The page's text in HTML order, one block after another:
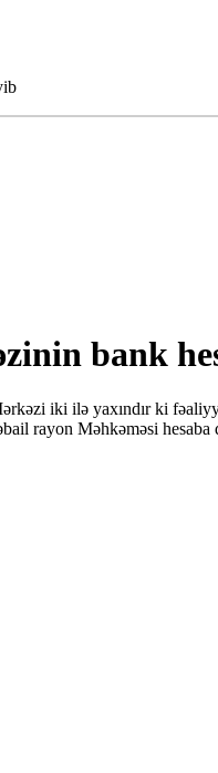
bank
iki ilə yaxındır ki
rayon Məhkəməsi